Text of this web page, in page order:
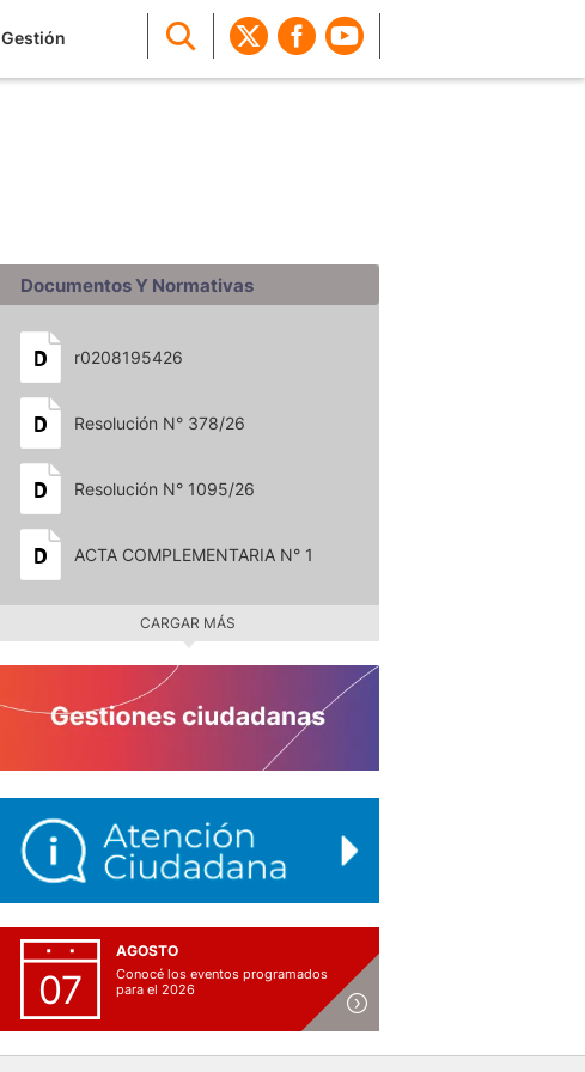
Gestión
Documentos Y Normativas
r0208195426
Resolución N° 378/26
Resolución N° 1095/26
ACTA COMPLEMENTARIA N° 1
CARGAR MÁS
07
AGOSTO
Conocé los eventos programados
para el 2026